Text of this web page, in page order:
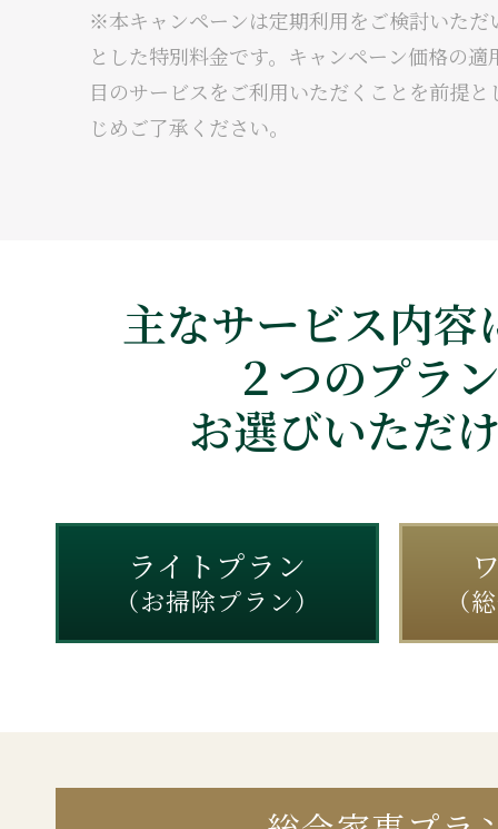
※本キャンペーンは定期利用をご検討いただ
とした特別料金です。キャンペーン価格の
目のサービスをご利用いただくことを前提
じめご了承ください。
主なサービス内容
２つのプラ
お選びいただ
ライトプラン
（お掃除プラン） （